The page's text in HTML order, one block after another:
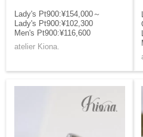
Lady's Pt900:¥154,000～
Lady's Pt900:¥102,300
Men's Pt900:¥116,600
atelier Kiona.